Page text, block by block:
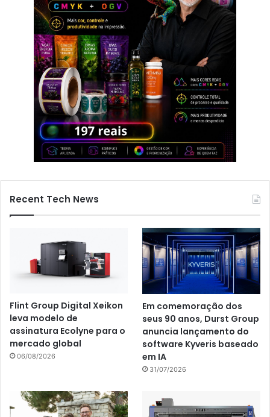
Recent Tech News
Flint Group Digital Xeikon
leva modelo de
assinatura Ecolyne para o
mercado global
06/08/2026
Em comemoração dos
seus 90 anos, Durst Group
anuncia lançamento do
software Kyveris baseado
em IA
31/07/2026